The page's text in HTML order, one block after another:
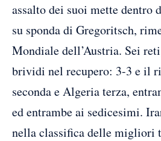
assalto dei suoi mette dentro
su sponda di Gregoritsch,
Mondiale dell’Austria. Sei
brividi nel recupero: 3-3 e il
seconda e Algeria terza,
ed entrambe ai sedicesimi.
nella classifica delle migliori